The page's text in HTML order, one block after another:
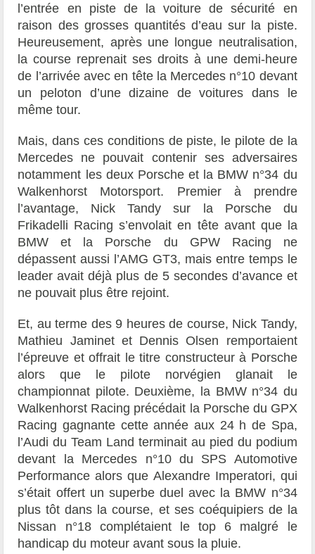
l’entrée en piste de la voiture de sécurité en
raison des grosses quantités d’eau sur la piste.
Heureusement, après une longue neutralisation,
la course reprenait ses droits à une demi-heure
de l’arrivée avec en tête la Mercedes n°10 devant
un peloton d’une dizaine de voitures dans le
même tour.
Mais, dans ces conditions de piste, le pilote de la
Mercedes ne pouvait contenir ses adversaires
notamment les deux Porsche et la BMW n°34 du
Walkenhorst Motorsport. Premier à prendre
l’avantage, Nick Tandy sur la Porsche du
Frikadelli Racing s’envolait en tête avant que la
BMW et la Porsche du GPW Racing ne
dépassent aussi l’AMG GT3, mais entre temps le
leader avait déjà plus de 5 secondes d’avance et
ne pouvait plus être rejoint.
Et, au terme des 9 heures de course, Nick Tandy,
Mathieu Jaminet et Dennis Olsen remportaient
l’épreuve et offrait le titre constructeur à Porsche
alors que le pilote norvégien glanait le
championnat pilote. Deuxième, la BMW n°34 du
Walkenhorst Racing précédait la Porsche du GPX
Racing gagnante cette année aux 24 h de Spa,
l’Audi du Team Land terminait au pied du podium
devant la Mercedes n°10 du SPS Automotive
Performance alors que Alexandre Imperatori, qui
s’était offert un superbe duel avec la BMW n°34
plus tôt dans la course, et ses coéquipiers de la
Nissan n°18 complétaient le top 6 malgré le
handicap du moteur avant sous la pluie.